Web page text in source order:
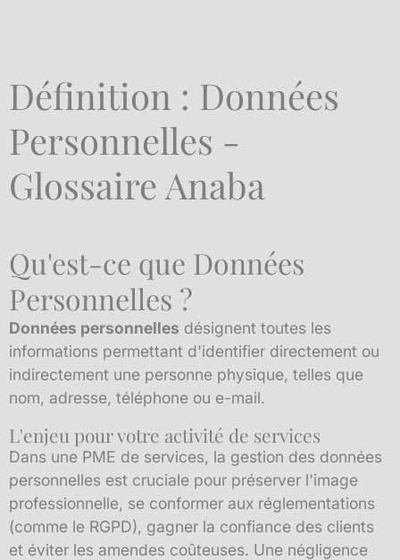
Définition : Données
Personnelles -
Glossaire Anaba
Qu'est-ce que Données
Personnelles ?
Données personnelles désignent toutes les
informations permettant d'identifier directement ou
indirectement une personne physique, telles que
nom, adresse, téléphone ou e-mail.
L'enjeu pour votre activité de services
Dans une PME de services, la gestion des données
personnelles est cruciale pour préserver l'image
professionnelle, se conformer aux réglementations
(comme le RGPD), gagner la confiance des clients
et éviter les amendes coûteuses. Une négligence